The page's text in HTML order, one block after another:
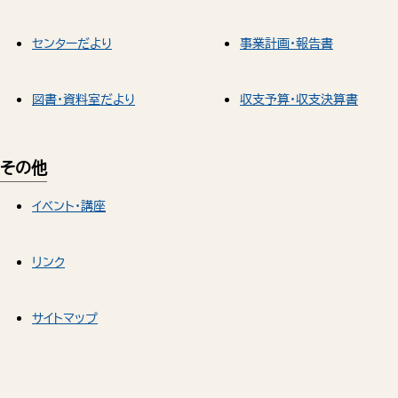
センターだより
図書・資料室だより
事業計画・報告書
収支予算・収支決算書
その他
イベント・講座
リンク
サイトマップ